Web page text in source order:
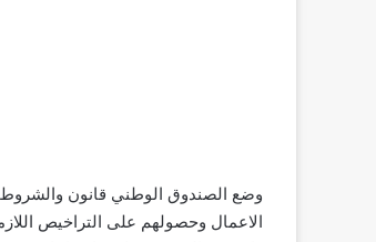
وضع الصندوق الوطني قانون
الاعمال وحصولهم على التراخيص